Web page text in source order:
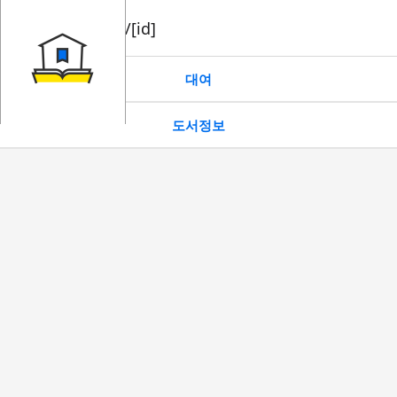
book/rent/[id]
대여
도서정보